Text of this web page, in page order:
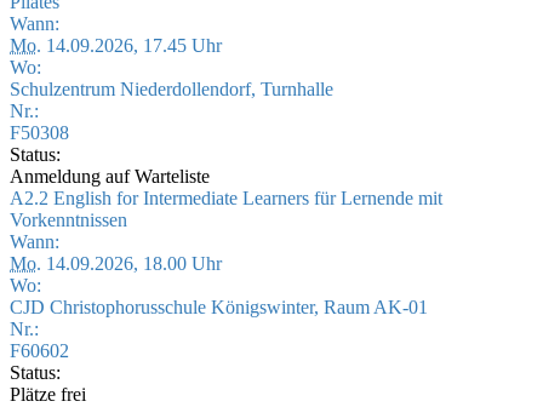
Wann:
Mo. 14.09.2026, 17.45 Uhr
Wo:
Schulzentrum Niederdollendorf, Turnhalle
Nr.:
F50308
Status:
Anmeldung auf Warteliste
A2.2 English for Intermediate Learners für Lernende mit
Vorkenntnissen
Wann:
Mo. 14.09.2026, 18.00 Uhr
Wo:
CJD Christophorusschule Königswinter, Raum AK-01
Nr.:
F60602
Status:
Plätze frei